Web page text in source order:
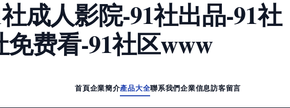
成人影院-91社出品-91社
费看-91社区www
首頁企業簡介產品大全聯系我們企業信息訪客留言